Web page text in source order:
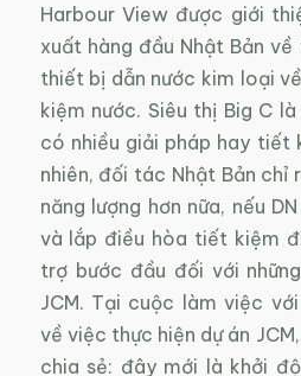
Harbour View được giới
xuất hàng đầu Nhật Bản
thiết bị dẫn nước kim loại
kiệm nước. Siêu thị Big C
có nhiều giải pháp hay tiết
nhiên, đối tác Nhật Bản chỉ
năng lượng hơn nữa, nếu
và lắp điều hòa tiết kiệm
trợ bước đầu đối với
JCM. Tại cuộc làm việc
về việc thực hiện dự án
chia sẻ: đây mới là khởi